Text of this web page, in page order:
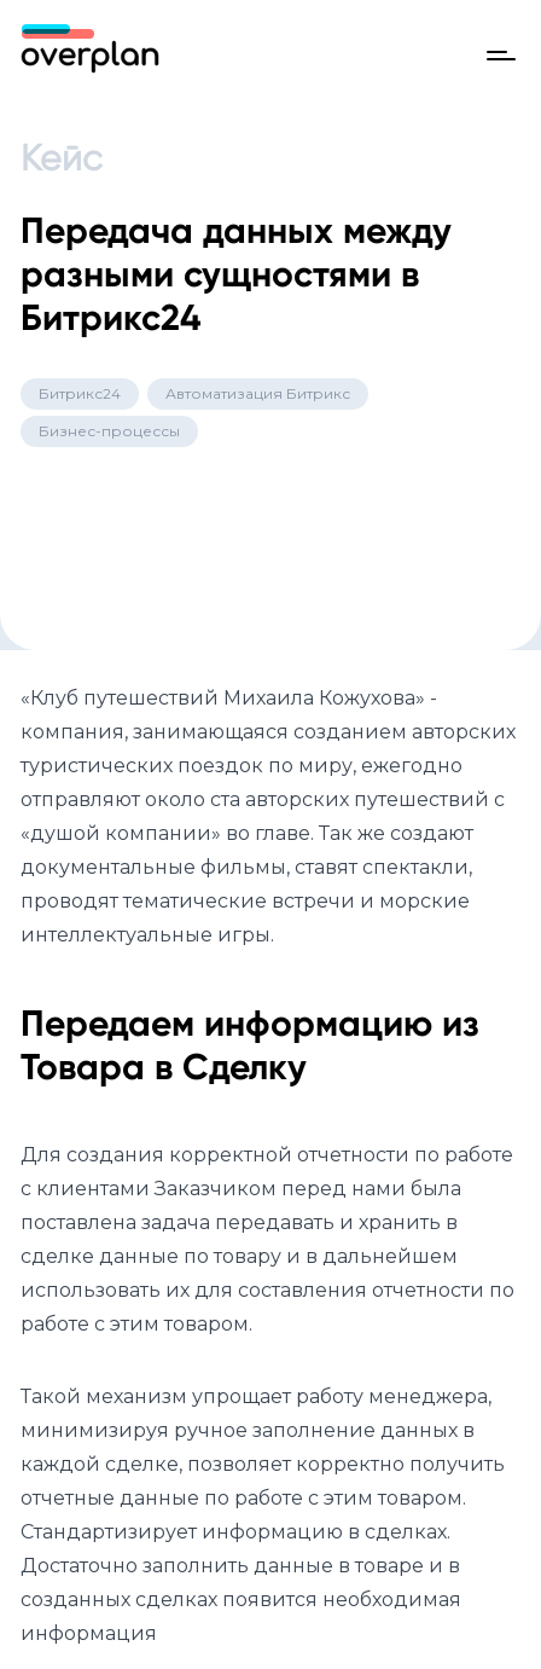
Кейс
Передача данных между
разными сущностями в
Битрикс24
Битрикс24 Автоматизация Битрикс
Бизнес-процессы
«Клуб путешествий Михаила Кожухова» -
компания, занимающаяся созданием авторских
туристических поездок по миру, ежегодно
отправляют около ста авторских путешествий с
«душой компании» во главе. Так же создают
документальные фильмы, ставят спектакли,
проводят тематические встречи и морские
интеллектуальные игры.
Передаем информацию из
Товара в Сделку
Для создания корректной отчетности по работе
с клиентами Заказчиком перед нами была
поставлена задача передавать и хранить в
сделке данные по товару и в дальнейшем
использовать их для составления отчетности по
работе с этим товаром.
Такой механизм упрощает работу менеджера,
минимизируя ручное заполнение данных в
каждой сделке, позволяет корректно получить
отчетные данные по работе с этим товаром.
Стандартизирует информацию в сделках.
Достаточно заполнить данные в товаре и в
созданных сделках появится необходимая
информация